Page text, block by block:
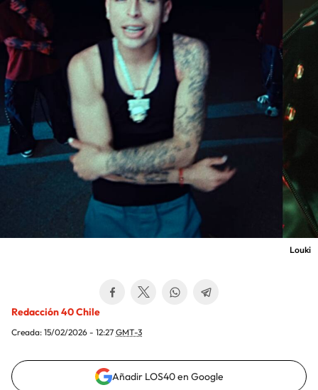
Louki
Redacción 40 Chile
Creada: 15/02/2026 - 12:27 GMT-3
Añadir LOS40 en Google